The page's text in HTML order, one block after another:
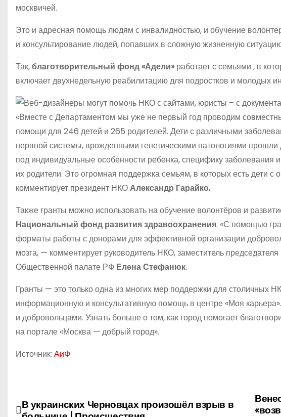
москвичей.
Это и адресная помощь людям с инвалидностью, и обучение
и консультирование людей, попавших в сложную жизненную
Так,благотворительный фонд «Адели»работает с семьями , в
включает двухнедельную реабилитацию для подростков и молодых
«Вместе с Департаментом мы уже не первый год проводим
помощи для 246 детей и 265 родителей. Дети с различными
нервной системы, врожденными генетическими патологиями
под индивидуальные особенности ребенка, специфику заболевания
их родители. Это огромная поддержка семьям, в которых есть дети
комментирует президент НКОАлександр Гарайко.
Также гранты можно использовать на обучение волонтёров и
Национальный фонд развития здравоохранения. «С помощью
форматы работы с донорами для эффективной организации
мозга, — комментирует руководитель НКО, заместитель
Общественной палате РФ Елена Стефанюк.
Гранты — это только одна из многих мер поддержки для столичных
информационную и консультативную помощь в центре «Моя
и добровольцами. Узнать больше о том, как город помогает
на портале «Москва — добрый город».
Источник: АиФ
НВ украинских Черновцах произошёл взрыв в